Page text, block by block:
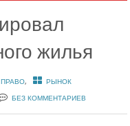
жилья
ПРАВО,
РЫНОК
БЕЗ КОММЕНТАРИЕВ